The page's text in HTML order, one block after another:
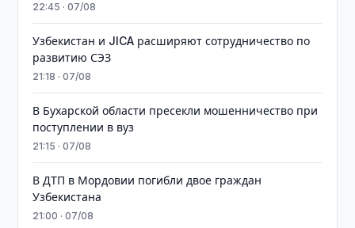
22:45 · 07/08
Узбекистан и JICA расширяют сотрудничество по
развитию СЭЗ
21:18 · 07/08
В Бухарской области пресекли мошенничество при
поступлении в вуз
21:15 · 07/08
В ДТП в Мордовии погибли двое граждан
Узбекистана
21:00 · 07/08